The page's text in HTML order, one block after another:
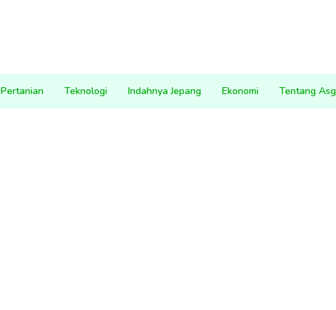
Pertanian Teknologi Indahnya Jepang Ekonomi Tentang